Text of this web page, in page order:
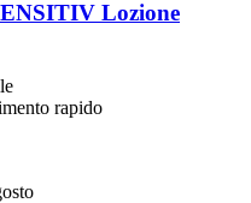
Lozione
rapido